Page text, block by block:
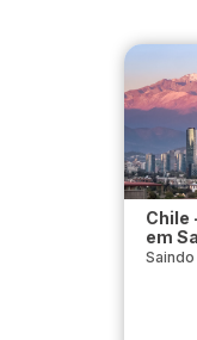
Chile
em